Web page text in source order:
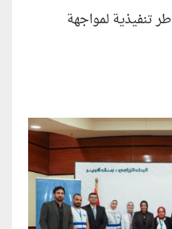
تنفيذية لمواجهة